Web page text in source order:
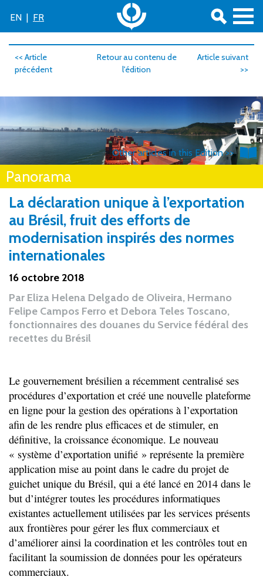
EN | FR
<< Article
précédent
Retour au contenu de
l'édition
Article suivant
>>
Panorama
Other articles in this Edition >>
La déclaration unique à l’exportation
au Brésil, fruit des efforts de
modernisation inspirés des normes
internationales
16 octobre 2018
Par Eliza Helena Delgado de Oliveira, Hermano
Felipe Campos Ferro et Debora Teles Toscano,
fonctionnaires des douanes du Service fédéral des
recettes du Brésil
Le gouvernement brésilien a récemment centralisé ses
procédures d’exportation et créé une nouvelle plateforme
en ligne pour la gestion des opérations à l’exportation
afin de les rendre plus efficaces et de stimuler, en
définitive, la croissance économique. Le nouveau
« système d’exportation unifié » représente la première
application mise au point dans le cadre du projet de
guichet unique du Brésil, qui a été lancé en 2014 dans le
but d’intégrer toutes les procédures informatiques
existantes actuellement utilisées par les services présents
aux frontières pour gérer les flux commerciaux et
d’améliorer ainsi la coordination et les contrôles tout en
facilitant la soumission de données pour les opérateurs
commerciaux.